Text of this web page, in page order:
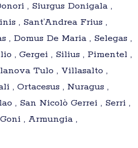
, Siurgus Donigala ,
, Sant’Andrea Frius ,
, Domus De Maria , Selegas ,
, Gergei , Silius , Pimentel ,
Tulo , Villasalto ,
, Ortacesus , Nuragus ,
, San Nicolò Gerrei , Serri ,
, Armungia ,